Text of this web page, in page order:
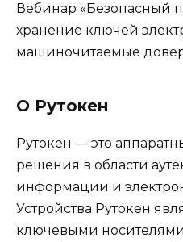
Вебинар «Безопасный
хранение ключей
машиночитаемые
О Рутокен
Рутокен — это
решения в области
информации и
Устройства Рутокен
ключевыми